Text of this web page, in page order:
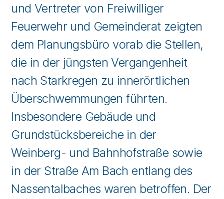
und Vertreter von Freiwilliger
Feuerwehr und Gemeinderat zeigten
dem Planungsbüro vorab die Stellen,
die in der jüngsten Vergangenheit
nach Starkregen zu innerörtlichen
Überschwemmungen führten.
Insbesondere Gebäude und
Grundstücksbereiche in der
Weinberg- und Bahnhofstraße sowie
in der Straße Am Bach entlang des
Nassentalbaches waren betroffen. Der